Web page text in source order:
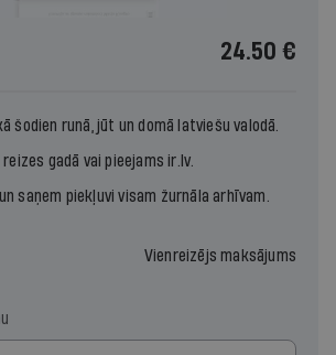
24.50 €
šodien runā, jūt un domā latviešu valodā.
gadā vai pieejams ir.lv.
saņem piekļuvi visam žurnāla arhīvam.
Vienreizējs maksājums